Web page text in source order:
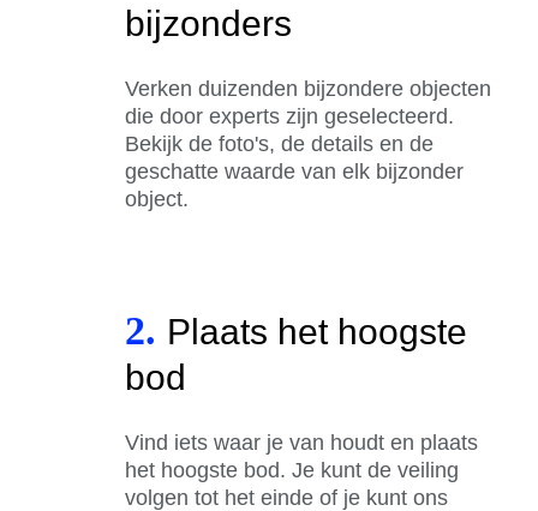
bijzonders
Verken duizenden bijzondere objecten
die door experts zijn geselecteerd.
Bekijk de foto's, de details en de
geschatte waarde van elk bijzonder
object.
2. Plaats het hoogste
bod
Vind iets waar je van houdt en plaats
het hoogste bod. Je kunt de veiling
volgen tot het einde of je kunt ons